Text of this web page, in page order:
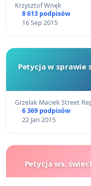
Krzysztof Wnęk
8 613 podpisów
16 Sep 2015
Petycja w sprawie
Grzelak Maciek Street
6 369 podpisów
22 Jan 2015
Petycja ws.